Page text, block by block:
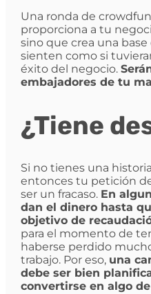
Una ronda de
proporciona a tu
sino que crea una
sienten como si
éxito del negocio.
embajadores de tu
¿Tiene
Si no tienes una
entonces tu petición
ser un fracaso. En
dan el dinero hasta
objetivo de
para el momento de
haberse perdido
trabajo. Por eso, una
debe ser bien
convertirse en algo